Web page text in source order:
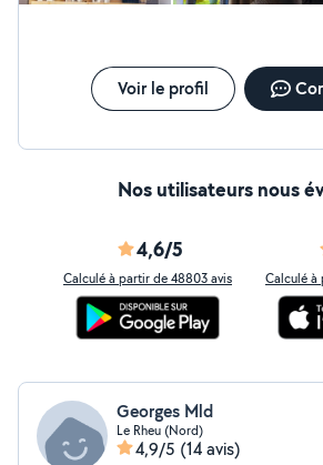
Voir le profil
Nos utilisateurs nous
4,6/5
Calculé à partir de 48803 avis Calculé à
Georges Mld
Le Rheu (Nord)
4,9/5 (14 avis)